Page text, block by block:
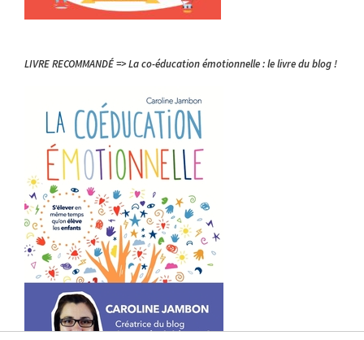
LIVRE RECOMMANDÉ => La co-éducation émotionnelle : le livre du blog !